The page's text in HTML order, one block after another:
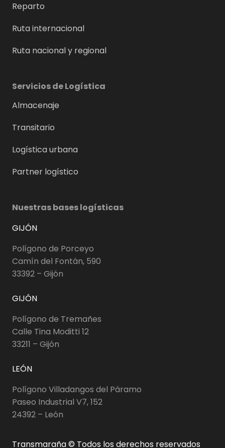
Reparto
Ruta internacional
Ruta nacional y regional
Servicios de Logística
Almacenaje
Transitario
Logística urbana
Partner logístico
Nuestras bases logísticas
GIJÓN
Polígono de Porceyo
Camín del Fontán, 590
33392 – Gijón
GIJÓN
Polígono de Tremañes
Calle Tina Moditti 12
33211 – Gijón
LEÓN
Polígono Villadangos del Páramo
Paseo Industrial V7, 152
24392 – León
Transmaraña © Todos los derechos reservados